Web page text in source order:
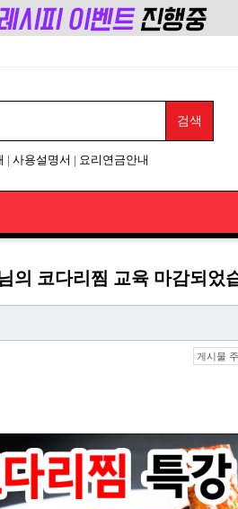
| 사용설명서 | 요리연금안내
의 코다리찜 교육 마감되었
게시물